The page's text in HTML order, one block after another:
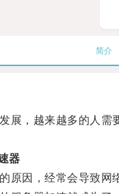
简介
，越来越多的人需要
器
因，经常会导致网